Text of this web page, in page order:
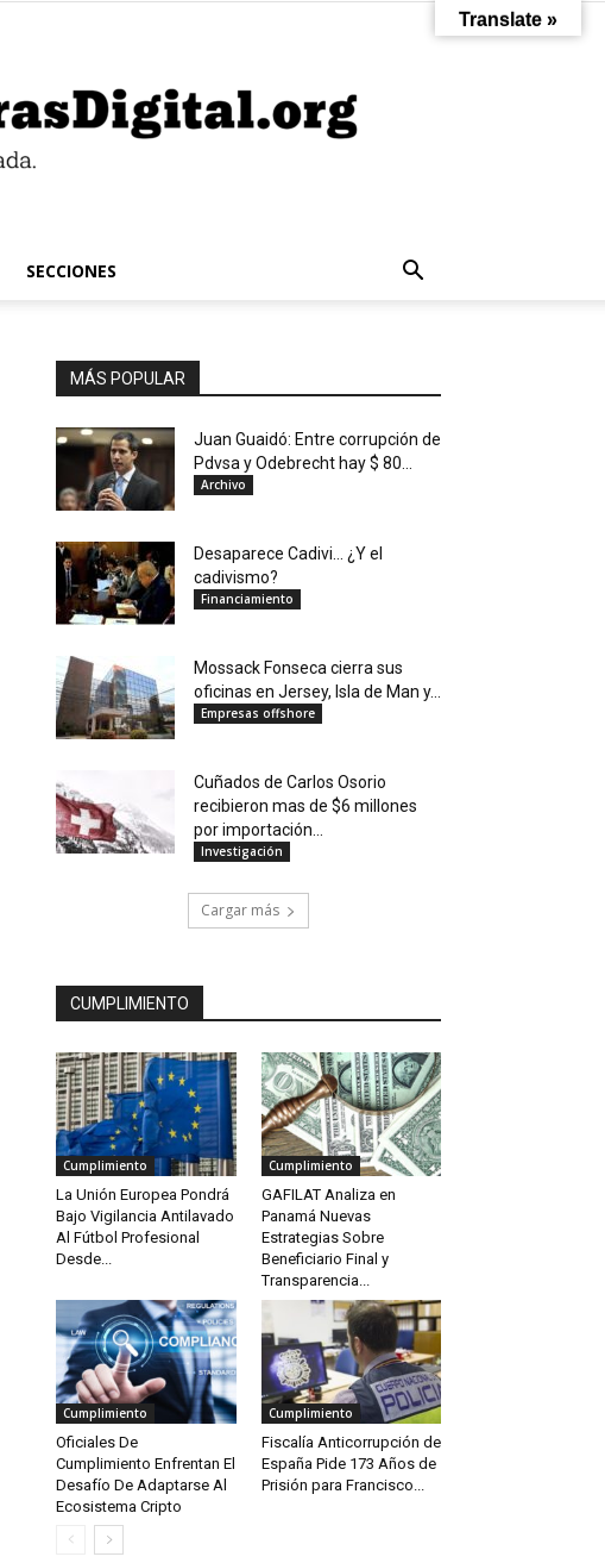
SECCIONES
MÁS POPULAR
Juan Guaidó: Entre corrupción de
Pdvsa y Odebrecht hay $ 80...
Archivo
Desaparece Cadivi… ¿Y el
cadivismo?
Financiamiento
Mossack Fonseca cierra sus
oficinas en Jersey, Isla de Man y...
Empresas offshore
Cuñados de Carlos Osorio
recibieron mas de $6 millones
por importación...
Investigación
Cargar más
CUMPLIMIENTO
Cumplimiento
La Unión Europea Pondrá
Bajo Vigilancia Antilavado
Al Fútbol Profesional
Desde...
Cumplimiento
GAFILAT Analiza en
Panamá Nuevas
Estrategias Sobre
Beneficiario Final y
Transparencia...
Cumplimiento
Oficiales De
Cumplimiento Enfrentan El
Desafío De Adaptarse Al
Ecosistema Cripto
Cumplimiento
Fiscalía Anticorrupción de
España Pide 173 Años de
Prisión para Francisco...
Translate »